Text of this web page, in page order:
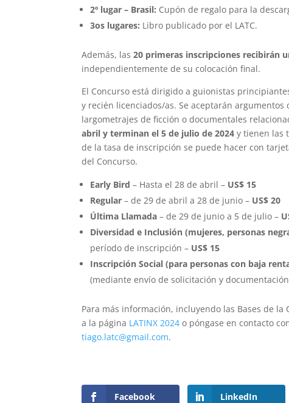
2º lugar – Brasil: Cupón de regalo para la
3os lugares: Libro publicado por el LATC.
Además, las20 primeras inscripciones recibirán
independientemente de su colocación final.
El Concurso está dirigido a guionistas
y recién licenciados/as. Se aceptarán
largometrajes de ficción o documentales
abril y terminan el 5 de julio de 2024 y tienen las
de la tasa de inscripción se puede hacer con
del Concurso.
Early Bird – Hasta el 28 de abril – US$ 15
Regular – de 29 de abril a 28 de junio – US$ 20
Última Llamada – de 29 de junio a 5 de julio –
Diversidad e Inclusión (mujeres, personas
período de inscripción – US$ 15
Inscripción Social (para personas con baja
(mediante envío de solicitación y
Para más información, incluyendo las Bases de
a la página LATINX 2024 o póngase en contacto
tiago.latc@gmail.com.
Facebook LinkedIn